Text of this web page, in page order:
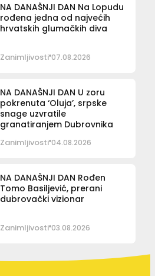
NA DANAŠNJI DAN Na Lopudu
rođena jedna od najvećih
hrvatskih glumačkih diva
Zanimljivosti 07.08.2026
NA DANAŠNJI DAN U zoru
pokrenuta ‘Oluja’, srpske
snage uzvratile
granatiranjem Dubrovnika
Zanimljivosti 04.08.2026
NA DANAŠNJI DAN Rođen
Tomo Basiljević, prerani
dubrovački vizionar
Zanimljivosti 03.08.2026